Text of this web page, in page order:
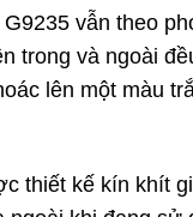
vẫn theo
trong và ngoài
lên một màu
thiết kế kín khít